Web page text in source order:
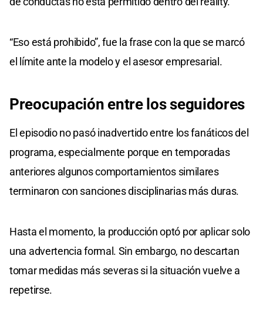
“Eso está prohibido”, fue la frase con la que se marcó
el límite ante la modelo y el asesor empresarial.
Preocupación entre losseguidores
El episodio no pasó inadvertido entre los fanáticos del
programa, especialmente porque en temporadas
anteriores algunos comportamientos similares
terminaron con sanciones disciplinarias más duras.
Hasta el momento, la producción optó por aplicar solo
una advertencia formal. Sin embargo, no descartan
tomar medidas más severas si la situación vuelve a
repetirse.